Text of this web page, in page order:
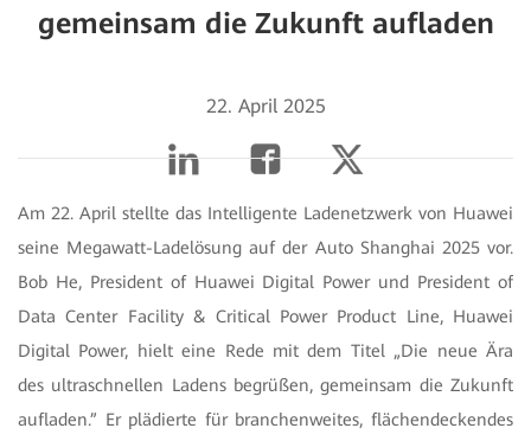
gemeinsam die Zukunft aufladen
22. April 2025
Am 22. April stellte das Intelligente Ladenetzwerk von Huawei
seine Megawatt-Ladelösung auf der Auto Shanghai 2025 vor.
Bob He, President of Huawei Digital Power und President of
Data Center Facility & Critical Power Product Line, Huawei
Digital Power, hielt eine Rede mit dem Titel „Die neue Ära
des ultraschnellen Ladens begrüßen, gemeinsam die Zukunft
aufladen.” Er plädierte für branchenweites, flächendeckendes